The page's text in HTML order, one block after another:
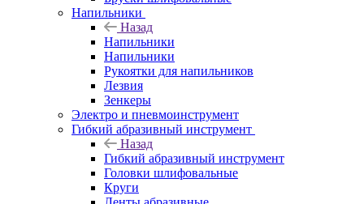
Напильники
Назад
Напильники
Напильники
Рукоятки для напильников
Лезвия
Зенкеры
Электро и пневмоинструмент
Гибкий абразивный инструмент
Назад
Гибкий абразивный инструмент
Головки шлифовальные
Круги